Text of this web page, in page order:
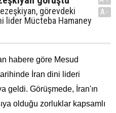
görevdeki
lider Mücteba Hamaney
A-
habere göre Mesud
İran dini lideri
geldi. Görüşmede, İran'ın
olduğu zorluklar kapsamlı